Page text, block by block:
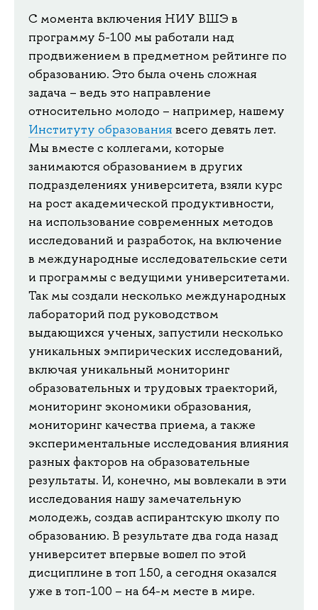
С момента включения НИУ ВШЭ в
программу 5-100 мы работали над
продвижением в предметном рейтинге по
образованию. Это была очень сложная
задача – ведь это направление
относительно молодо – например, нашему
Институту образования всего девять лет.
Мы вместе с коллегами, которые
занимаются образованием в других
подразделениях университета, взяли курс
на рост академической продуктивности,
на использование современных методов
исследований и разработок, на включение
в международные исследовательские сети
и программы с ведущими университетами.
Так мы создали несколько международных
лабораторий под руководством
выдающихся ученых, запустили несколько
уникальных эмпирических исследований,
включая уникальный мониторинг
образовательных и трудовых траекторий,
мониторинг экономики образования,
мониторинг качества приема, а также
экспериментальные исследования влияния
разных факторов на образовательные
результаты. И, конечно, мы вовлекали в эти
исследования нашу замечательную
молодежь, создав аспирантскую школу по
образованию. В результате два года назад
университет впервые вошел по этой
дисциплине в топ 150, а сегодня оказался
уже в топ-100 – на 64-м месте в мире.